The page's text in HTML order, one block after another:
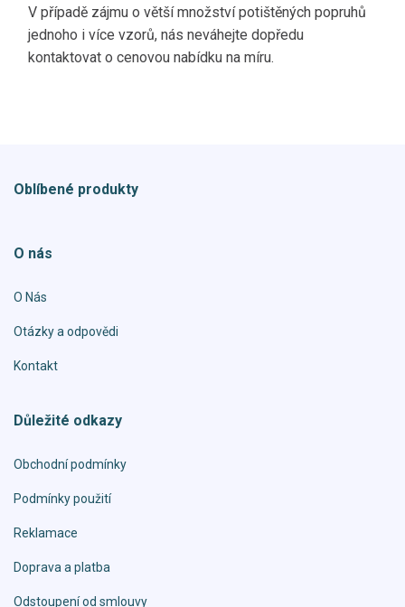
V případě zájmu o větší množství potištěných popruhů
jednoho i více vzorů, nás neváhejte dopředu
kontaktovat o cenovou nabídku na míru.
Oblíbené produkty
O nás
O Nás
Otázky a odpovědi
Kontakt
Důležité odkazy
Obchodní podmínky
Podmínky použití
Reklamace
Doprava a platba
Odstoupení od smlouvy